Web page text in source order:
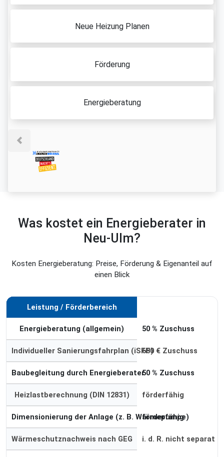
Neue Heizung Planen
Förderung
Energieberatung
Was kostet ein Energieberater in
Neu-Ulm?
Kosten Energieberatung: Preise, Förderung & Eigenanteil auf
einen Blick
Leistung / Förderbereich
Energieberatung (allgemein) 50 % Zuschuss
Individueller Sanierungsfahrplan (iSFP)650 € Zuschuss
Baubegleitung durch Energieberater50 % Zuschuss
Heizlastberechnung (DIN 12831) förderfähig
Dimensionierung der Anlage (z. B. Wärmepumpe)
förderfähig
Wärmeschutznachweis nach GEG i. d. R. nicht separat